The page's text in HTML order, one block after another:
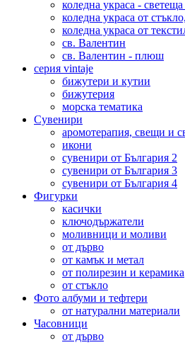
коледна украса -
коледна украса от
коледна украса от
св. Валентин
св. Валентин - плюш
серия vintaje
бижутери и кутии
бижутерия
морска тематика
Сувенири
аромотерапия, свещи и
икони
сувенири от България 2
сувенири от България 3
сувенири от България 4
Фигурки
касички
ключодържатели
моливници и моливи
от дърво
от камък и метал
от полирезин и керамика
от стъкло
Фото албуми и тефтери
от натурални материали
Часовници
от дърво